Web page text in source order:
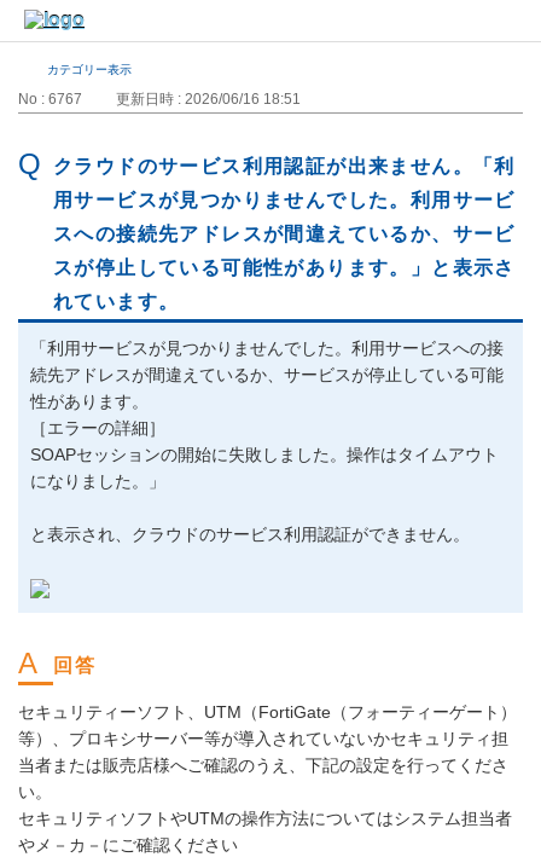
カテゴリー表示
No : 6767 更新日時 : 2026/06/16 18:51
クラウドのサービス利用認証が出来ません。「利
用サービスが見つかりませんでした。利用サービ
スへの接続先アドレスが間違えているか、サービ
スが停止している可能性があります。」と表示さ
れています。
「利用サービスが見つかりませんでした。利用サービスへの接
続先アドレスが間違えているか、サービスが停止している可能
性があります。
［エラーの詳細］
SOAPセッションの開始に失敗しました。操作はタイムアウト
になりました。」
と表示され、クラウドのサービス利用認証ができません。
セキュリティーソフト、UTM（FortiGate（フォーティーゲート）
等）、プロキシサーバー等が導入されていないかセキュリティ担
当者または販売店様へご確認のうえ、下記の設定を行ってくださ
い。
セキュリティソフトやUTMの操作方法についてはシステム担当者
やメ－カ－にご確認ください